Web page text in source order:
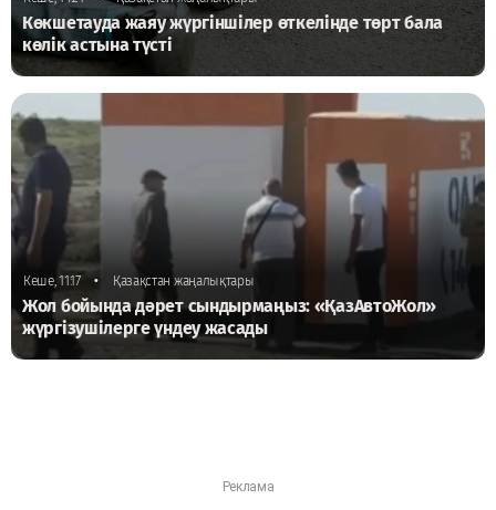
Көкшетауда жаяу жүргіншілер өткелінде төрт бала
көлік астына түсті
Кеше, 11:17 • Қазақстан жаңалықтары
Жол бойында дәрет сындырмаңыз: «ҚазАвтоЖол»
жүргізушілерге үндеу жасады